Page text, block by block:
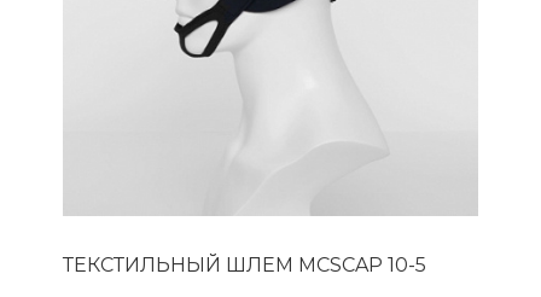
ТЕКСТИЛЬНЫЙ ШЛЕМ MCSCAP 10-5